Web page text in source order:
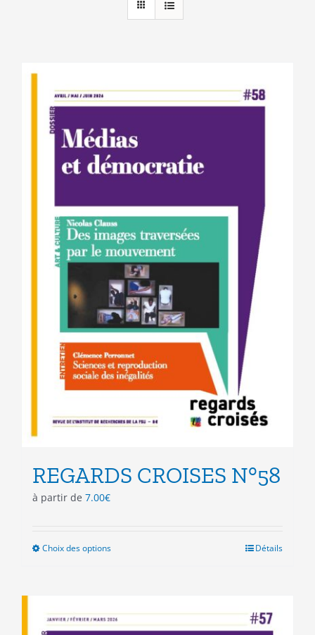
REGARDS CROISES N°58
à partir de 7.00€
Choix des optionsCe
variations.
Détails